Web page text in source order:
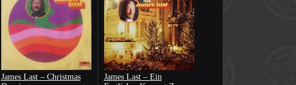
James Last – Christmas
James Last – Ein